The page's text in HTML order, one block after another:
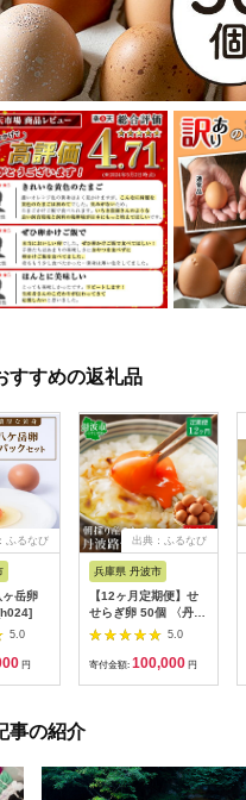
すすめの返礼品
ふるなび
岳卵
5.0
円
出典：ふるなび
兵庫県 丹波市
【12ヶ月定期便】せ
せらぎ卵 50個 〈丹波
市産〉 鶏卵 定期便
5.0
寄付金額: 100,000 円
事の紹介